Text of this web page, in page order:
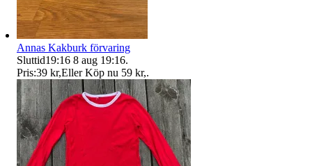
Annas Kakburk förvaring
Sluttid19:16 8 aug 19:16.
Pris:39 kr,Eller Köp nu 59 kr,.